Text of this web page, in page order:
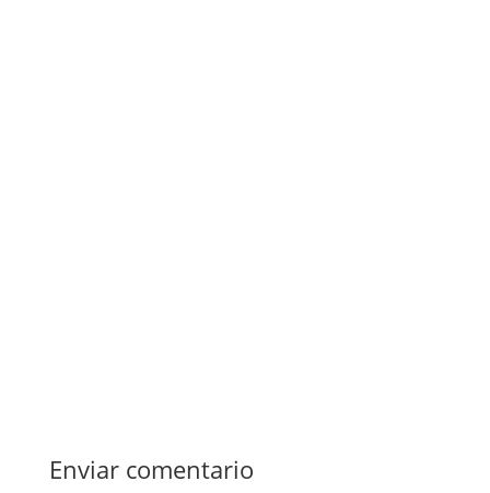
Enviar comentario